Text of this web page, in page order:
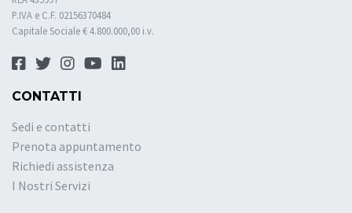
P.IVA e C.F. 02156370484
Capitale Sociale € 4.800.000,00 i.v.
CONTATTI
Sedi e contatti
Prenota appuntamento
Richiedi assistenza
I Nostri Servizi